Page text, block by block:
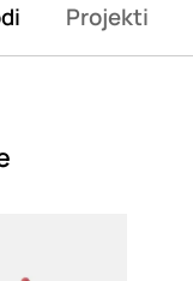
Projekti